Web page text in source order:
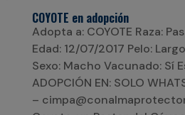
COYOTE en adopción
Adopta a: COYOTE Raza:
Edad: 12/07/2017 Pelo:
Sexo: Macho Vacunado: Sí
ADOPCIÓN EN: SOLO
–